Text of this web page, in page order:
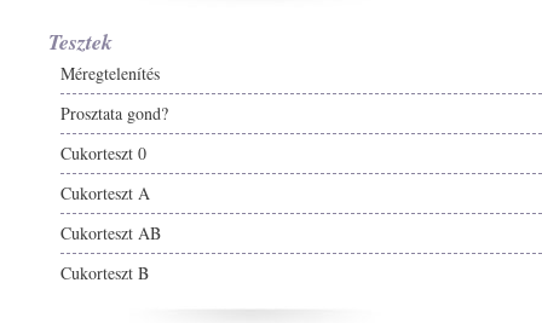
Tesztek
Méregtelenítés
Prosztata gond?
Cukorteszt 0
Cukorteszt A
Cukorteszt AB
Cukorteszt B